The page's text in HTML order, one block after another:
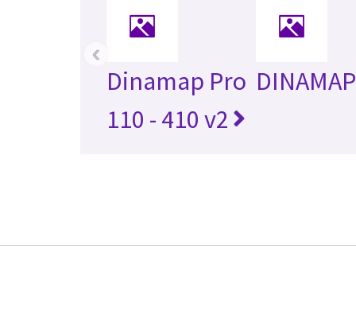
Dinamap Pro
110 - 410 v2
DINAMAP
‹